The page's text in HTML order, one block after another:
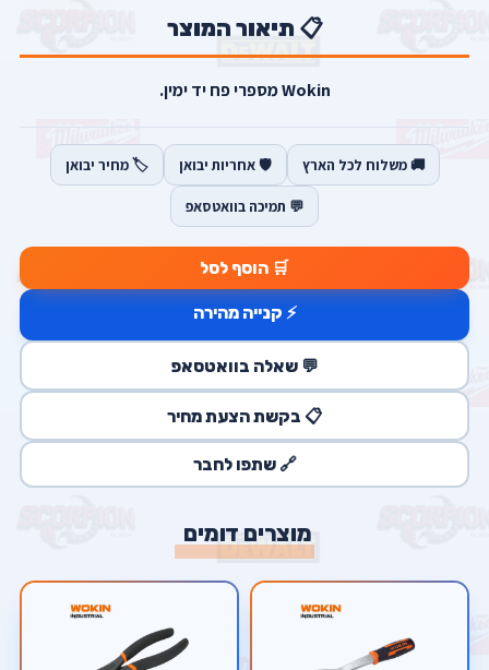
📋 תיאור המוצר
Wokin מספרי פח יד ימין.
🚚 משלוח לכל הארץ 🛡️ אחריות יבואן 🏷️ מחיר יבואן
💬 תמיכה בוואטסאפ
🛒 הוסף לסל
⚡ קנייה מהירה
💬 שאלה בוואטסאפ
📋 בקשת הצעת מחיר
🔗 שתפו לחבר
מוצרים דומים